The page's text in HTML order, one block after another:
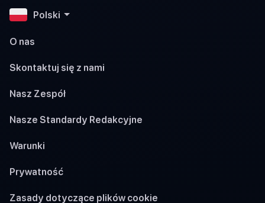
Polski
O nas
Skontaktuj się z nami
Nasz Zespół
Nasze Standardy Redakcyjne
Warunki
Prywatność
Zasady dotyczące plików cookie